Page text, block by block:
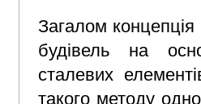
Загалом
будівель на
сталевих
такого методу